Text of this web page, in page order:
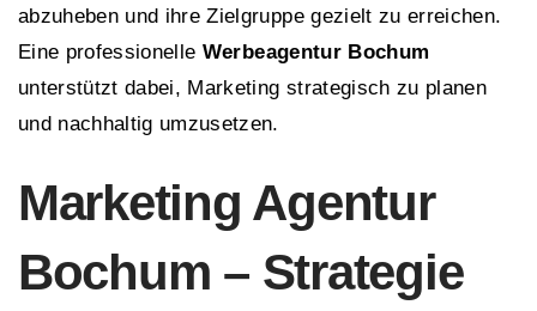
abzuheben und ihre Zielgruppe gezielt zu erreichen.
Eine professionelle Werbeagentur Bochum
unterstützt dabei, Marketing strategisch zu planen
und nachhaltig umzusetzen.
Marketing Agentur
Bochum – Strategie